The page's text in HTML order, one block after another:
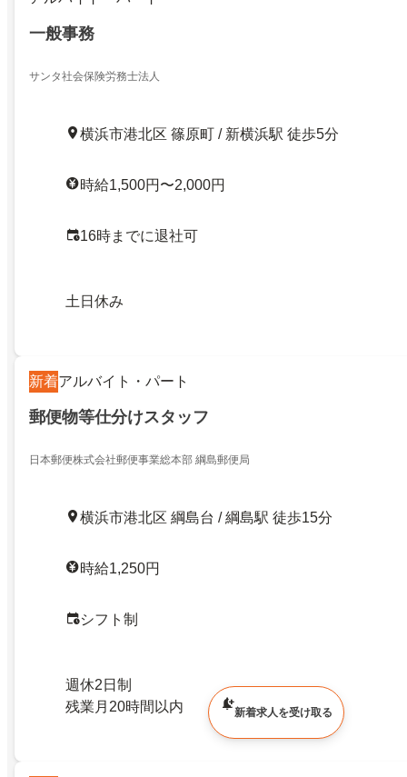
一般事務
サンタ社会保険労務士法人
横浜市港北区 篠原町 / 新横浜駅 徒歩5分
時給1,500円〜2,000円
16時までに退社可
土日休み
新着アルバイト・パート
郵便物等仕分けスタッフ
日本郵便株式会社郵便事業総本部 綱島郵便局
横浜市港北区 綱島台 / 綱島駅 徒歩15分
時給1,250円
シフト制
週休2日制
残業月20時間以内
新着求人を受け取る